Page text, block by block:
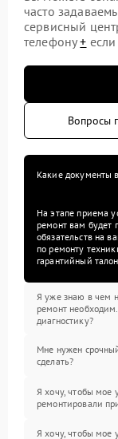
часто
сервисный
телефону+
Вопросы
Какие документы
На этапе приема
ремонт вам будет
обязательств на
по ремонту
гарантийный талон.
Я уже знаю в чем
ремонт
диагностику?
Мне нужен
сделать?
Я хочу, чтобы мое
ремонтировали
Я хочу, чтобы мое